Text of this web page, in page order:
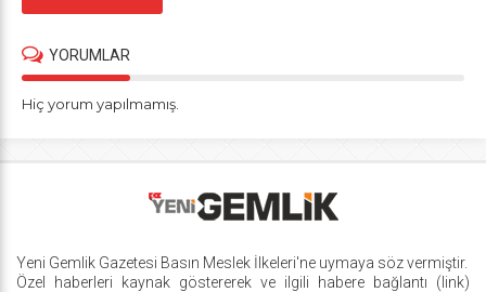
YORUMLAR
Hiç yorum yapılmamış.
Yeni Gemlik Gazetesi Basın Meslek İlkeleri'ne uymaya söz vermiştir.
Özel haberleri kaynak göstererek ve ilgili habere bağlantı (link)